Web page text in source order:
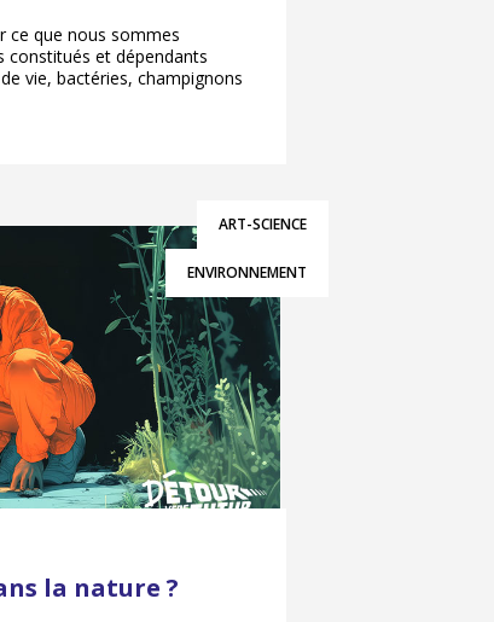
ce que nous sommes
constitués et dépendants
vie, bactéries, champignons
ART-SCIENCE
ENVIRONNEMENT
la nature ?